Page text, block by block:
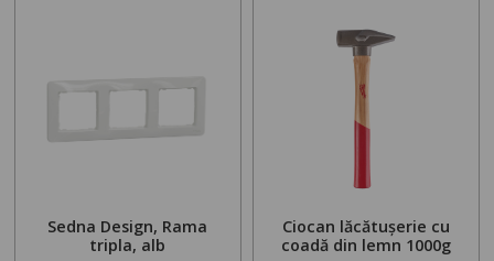
Sedna Design, Rama
tripla, alb
Ciocan lăcătușerie cu
coadă din lemn 1000g